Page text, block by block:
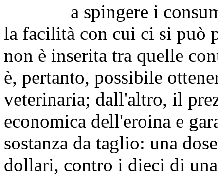
a spingere i consumi
la facilità con cui ci si può
non è inserita tra quelle
è, pertanto, possibile
veterinaria; dall'altro, il
economica dell'eroina e
sostanza da taglio: una
dollari, contro i dieci di